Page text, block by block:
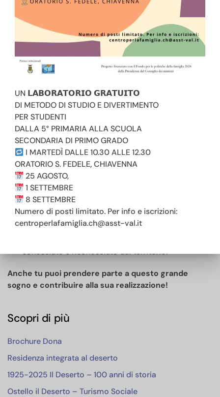
L’acquisizione del Deserto riveste una grande
importanza per gli enti e le persone che abitano i suoi
spazi, oltre che per l’intero territorio della Valchiavenna.
Un investimento che guarda al futuro per:
garantire continuità alle attività che, negli anni,
hanno trovato dimora all’interno della struttura e
che difficilmente potrebbero trovare una nuova
collocazione;
consentire alle famiglie del condominio solidale di
portare avanti la propria esperienza di vita
comunitaria costruita nel tempo;
rafforzare e ottimizzare i servizi già esistenti,
ripensandoli per renderli sempre più efficaci,
sostenibili e capaci di rispondere ai bisogni della
comunità;
costruire una prospettiva di lungo periodo,
conosciuto e riconosciuto dal territorio.
Anche tu puoi prendere parte a questo grande
sogno e contribuire alla sua realizzazione!
Scopri di più
Brochure Dona
Residenza integrata al deserto
1925-2025 Il Deserto – 100 anni di storia
Ostello il Deserto – Turismo Sociale
UN 𝗟𝗔𝗕𝗢𝗥𝗔𝗧𝗢𝗥𝗜𝗢 𝗚𝗥𝗔𝗧𝗨𝗜𝗧𝗢
DI METODO DI STUDIO E DIVERTIMENTO
PER STUDENTI
DALLA 5° PRIMARIA ALLA SCUOLA
SECONDARIA DI PRIMO GRADO
I MARTEDÌ DALLE 10.30 ALLE 12.30
ORATORIO S. FEDELE, CHIAVENNA
25 AGOSTO,
1 SETTEMBRE
8 SETTEMBRE
Numero di posti limitato. Per info e iscrizioni:
centroperlafamiglia.ch@asst-val.it